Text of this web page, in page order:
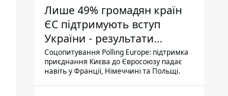
Лише 49% громадян країн
ЄС підтримують вступ
України - результати
опитування
Соцопитування Polling Europe: підтримка
приєднання Києва до Євросоюзу падає
навіть у Франції, Німеччині та Польщі.